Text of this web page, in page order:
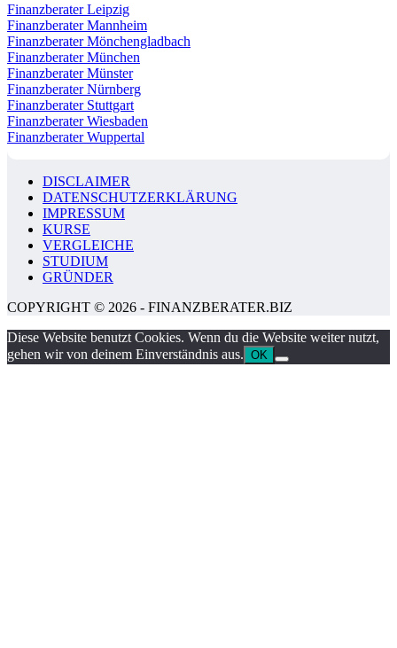
Finanzberater Leipzig
Finanzberater Mannheim
Finanzberater Mönchengladbach
Finanzberater München
Finanzberater Münster
Finanzberater Nürnberg
Finanzberater Stuttgart
Finanzberater Wiesbaden
Finanzberater Wuppertal
DISCLAIMER
DATENSCHUTZERKLÄRUNG
IMPRESSUM
KURSE
VERGLEICHE
STUDIUM
GRÜNDER
COPYRIGHT © 2026 - FINANZBERATER.BIZ
Diese Website benutzt Cookies. Wenn du die Website weiter nutzt,
gehen wir von deinem Einverständnis aus. OK